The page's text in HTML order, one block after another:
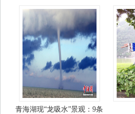
青海湖现“龙吸水”景观：9条